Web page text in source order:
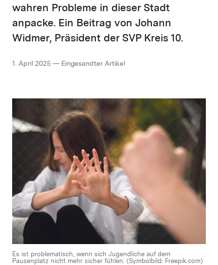
wahren Probleme in dieser Stadt
anpacke. Ein Beitrag von Johann
Widmer, Präsident der SVP Kreis 10.
1. April 2025 — Eingesandter Artikel
Es ist problematisch, wenn sich Jugendliche auf dem
Pausenplatz nicht mehr sicher fühlen. (Symbolbild: Freepik.com)